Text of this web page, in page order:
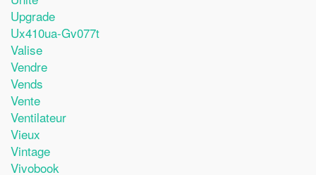
Upgrade
Ux410ua-Gv077t
Valise
Vendre
Vends
Vente
Ventilateur
Vieux
Vintage
Vivobook